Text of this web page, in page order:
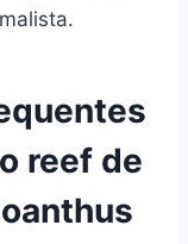
reef de